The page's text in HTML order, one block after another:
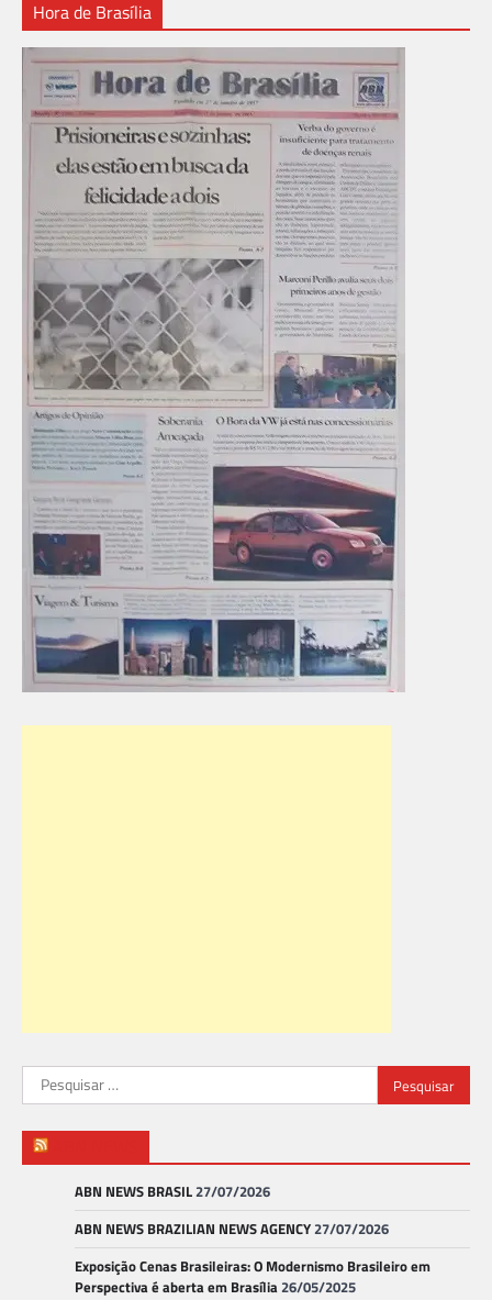
Hora de Brasília
Pesquisar
por:
ABN NEWS BRASIL27/07/2026
ABN NEWS BRAZILIAN NEWS AGENCY27/07/2026
Exposição Cenas Brasileiras: O Modernismo Brasileiro em
Perspectiva é aberta em Brasília26/05/2025